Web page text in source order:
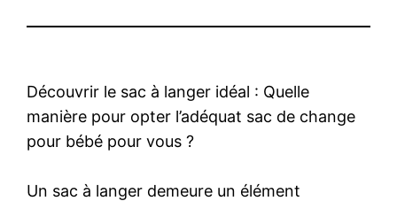
Découvrir le sac à langer idéal : Quelle
manière pour opter l’adéquat sac de change
pour bébé pour vous ?
Un sac à langer demeure un élément